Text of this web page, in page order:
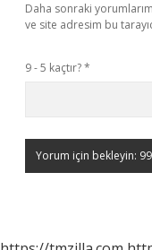
Daha sonraki
ve site adresim bu
9 - 5 kaçtır?*